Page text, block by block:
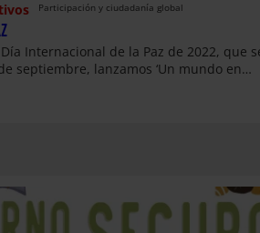
Participación y ciudadanía global
Internacional de la Paz de 2022, que
septiembre, lanzamos ‘Un mundo en…